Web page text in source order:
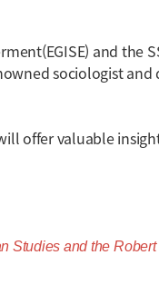
and the
sociologist
offer valuable
and the Robert I.